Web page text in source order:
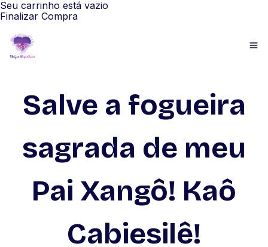
Seu carrinho está vazio
Finalizar Compra
Salve a fogueira
sagrada de meu
Pai Xangô! Kaô
Cabiesilê!